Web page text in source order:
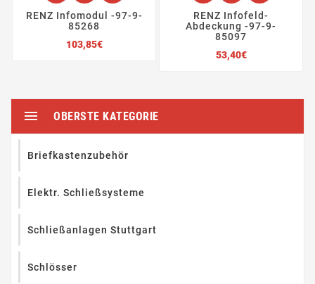
RENZ Infomodul -97-9-
85268
103,85€Preis
RENZ Infofeld-
Abdeckung -97-9-
85097
53,40€Preis
OBERSTE KATEGORIE

Briefkastenzubehör
Elektr. Schließsysteme
Schließanlagen Stuttgart
Schlösser